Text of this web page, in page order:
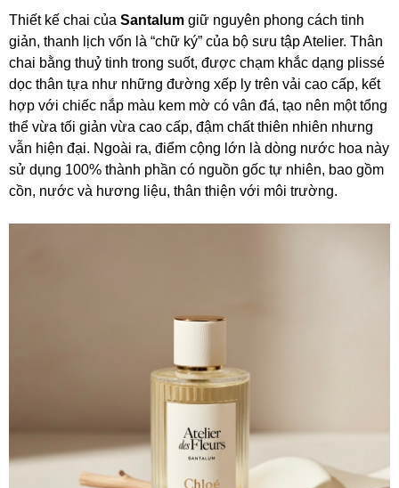
Thiết kế chai của Santalum giữ nguyên phong cách tinh
giản, thanh lịch vốn là “chữ ký” của bộ sưu tập Atelier. Thân
chai bằng thuỷ tinh trong suốt, được chạm khắc dạng plissé
dọc thân tựa như những đường xếp ly trên vải cao cấp, kết
hợp với chiếc nắp màu kem mờ có vân đá, tạo nên một tổng
thể vừa tối giản vừa cao cấp, đậm chất thiên nhiên nhưng
vẫn hiện đại. Ngoài ra, điểm cộng lớn là dòng nước hoa này
sử dụng 100% thành phần có nguồn gốc tự nhiên, bao gồm
cồn, nước và hương liệu, thân thiện với môi trường.